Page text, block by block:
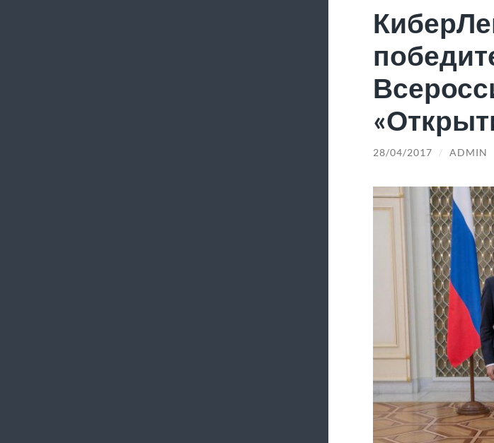
28/04/2017 / ADMIN